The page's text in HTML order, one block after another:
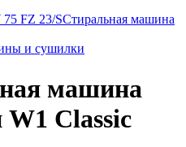
FZ 23/SСтиральная машина
и сушилки
машина
W1 Classic